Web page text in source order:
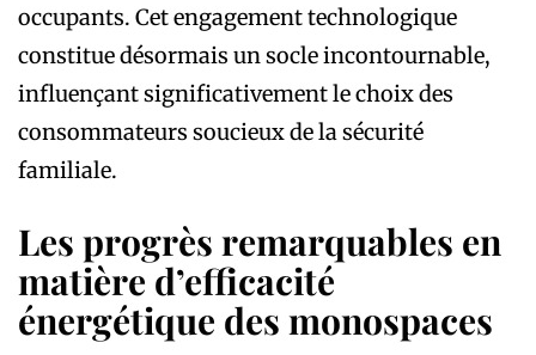
occupants. Cet engagement technologique
constitue désormais un socle incontournable,
influençant significativement le choix des
consommateurs soucieux de la sécurité
familiale.
Les progrès remarquables en
matière d’efficacité
énergétique des monospaces